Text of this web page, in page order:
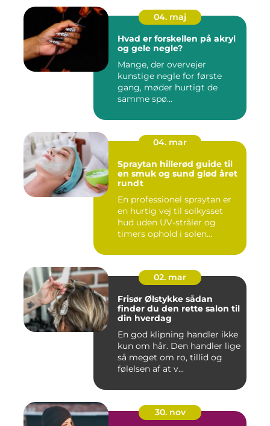
04. maj
Hvad er forskellen på akryl
og gele negle?
Mange, der overvejer
kunstige negle for første
gang, møder hurtigt de
samme spø...
04. mar
Spraytan hillerød guide til
en smuk og sund glød året
rundt
En professionel spraytan er
en hurtig vej til solkysset
hud uden UV-stråler og
timers ophold i solen...
02. mar
Frisør Ølstykke sådan
finder du den rette salon til
din hverdag
En god klipning handler ikke
kun om hår. Den handler lige
så meget om ro, tillid og
følelsen af at v...
30. nov